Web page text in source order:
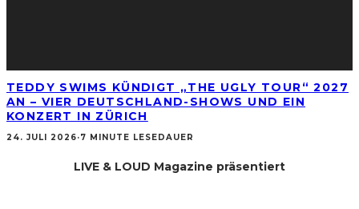
TEDDY SWIMS KÜNDIGT „THE UGLY TOUR“ 2027
AN – VIER DEUTSCHLAND-SHOWS UND EIN
KONZERT IN ZÜRICH
24. JULI 2026·7 MINUTE LESEDAUER
LIVE & LOUD Magazine präsentiert